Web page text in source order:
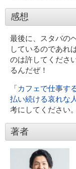
感想
最後に、スタバの
しているのであれ
のは許してくださ
るんだぜ！
「 カフェで仕事す
払い続ける哀れな
考にしてください。
著者